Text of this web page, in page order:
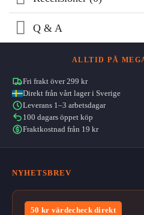
Q & A
ALLTID PÅ
Fri frakt över 299 kr
Direkt från vårt lager i Sverige
Leverans 1–3 arbetsdagar
100 dagars öppet köp
Fraktkostnad från 19 kr
NYHETSBREV
50 kr värdecheck direkt